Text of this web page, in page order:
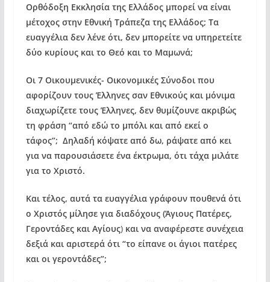
Ορθόδοξη Εκκλησία της Ελλάδος μπορεί να είναι
μέτοχος στην Εθνική Τράπεζα της Ελλάδος; Τα
ευαγγέλια δεν λένε ότι, δεν μπορείτε να υπηρετείτε
δύο κυρίους και το Θεό και το Μαμωνά;
Οι 7 Οικουμενικές- Οικονομικές Σύνοδοι που
αφορίζουν τους Έλληνες σαν Εθνικούς και μόνιμα
διαχωρίζετε τους Έλληνες, δεν θυμίζουνε ακριβώς
τη φράση “από εδώ το μπόλι και από εκεί ο
τάφος”; Δηλαδή κόψατε από δω, ράψατε από κει
για να παρουσιάσετε ένα έκτρωμα, ότι τάχα μιλάτε
για το Χριστό.
Και τέλος, αυτά τα ευαγγέλια γράφουν πουθενά ότι
ο Χριστός μίλησε για διαδόχους (Άγιους Πατέρες,
Γεροντάδες και Αγίους) και να αναφέρεστε συνέχεια
δεξιά και αριστερά ότι “το είπανε οι άγιοι πατέρες
και οι γεροντάδες”;